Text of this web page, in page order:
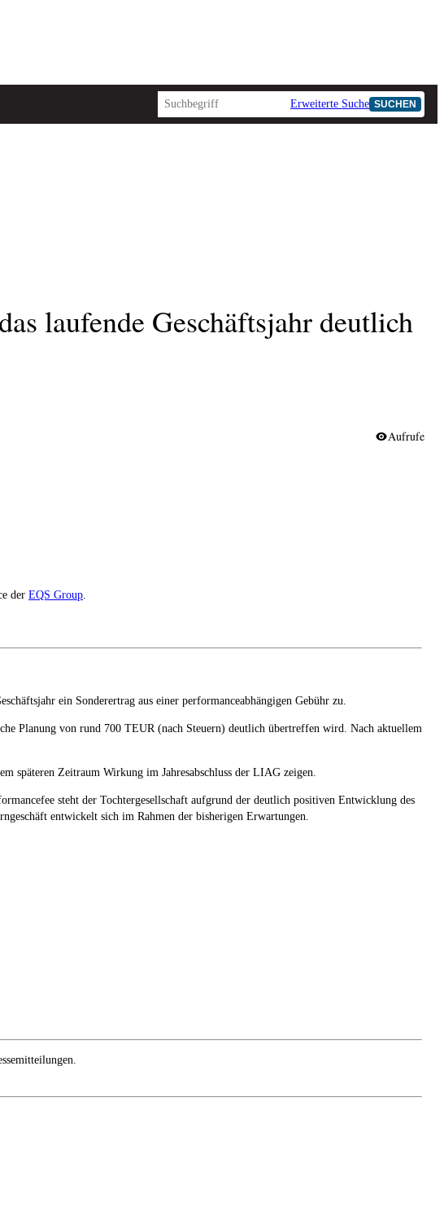
Erweiterte Suche SUCHEN
laufende Geschäftsjahr deutlich
Aufrufe
der EQS Group
ein Sonderertrag aus einer performanceabhängigen Gebühr zu.
Planung von rund 700 TEUR (nach Steuern) deutlich übertreffen wird. Nach aktuellem
späteren Zeitraum Wirkung im Jahresabschluss der LIAG zeigen.
steht der Tochtergesellschaft aufgrund der deutlich positiven Entwicklung des
entwickelt sich im Rahmen der bisherigen Erwartungen.